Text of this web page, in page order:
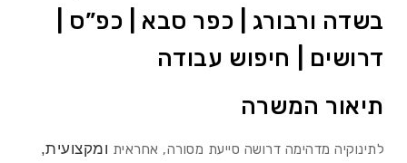
בשדה ורבורג | כפר סבא | כפ”ס |
דרושים | חיפוש עבודה
תיאור המשרה
לתינוקיה מדהימה דרושה סייעת מסורה, אחראית ומקצועית,